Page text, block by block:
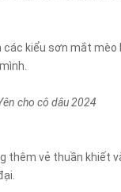
kiểu sơn mắt
cho cô dâu 2024
vẻ thuần khiết